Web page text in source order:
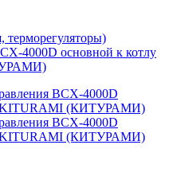
терморегуляторы)
4000D основной к котлу